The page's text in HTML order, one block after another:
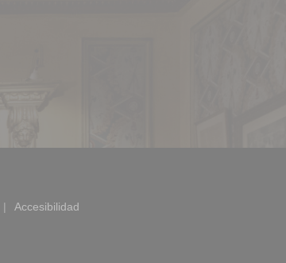
nueva ventana))
una nueva ventana))
Accesibilidad